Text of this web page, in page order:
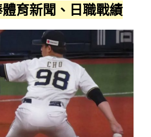
育新聞、日職戰績